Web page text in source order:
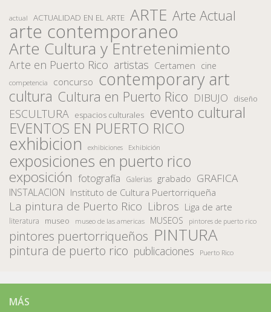
actual ACTUALIDAD EN EL ARTE ARTE Arte Actual
arte contemporaneo
Arte Cultura y Entretenimiento
Arte en Puerto Rico artistas Certamen cine
competencia concurso contemporary art
cultura Cultura en Puerto Rico DIBUJO diseño
ESCULTURA espacios culturales evento cultural
EVENTOS EN PUERTO RICO
exhibicion exhibiciones Exhibición
exposiciones en puerto rico
exposición fotografía Galerias grabado GRAFICA
INSTALACION Instituto de Cultura Puertorriqueña
La pintura de Puerto Rico Libros Liga de arte
literatura museo museo de las americas MUSEOS pintores de puerto rico
pintores puertorriqueños PINTURA
pintura de puerto rico publicaciones Puerto Rico
MÁS